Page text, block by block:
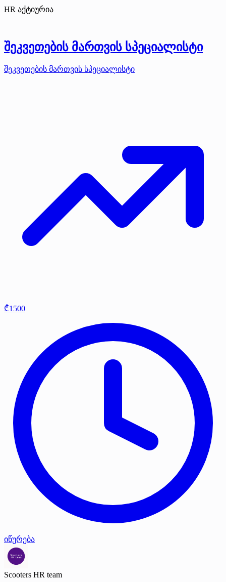
HR აქტიურია
შეკვეთების მართვის სპეციალისტი
შეკვეთების მართვის სპეციალისტი
₾1500
იწურება
Scooters HR team